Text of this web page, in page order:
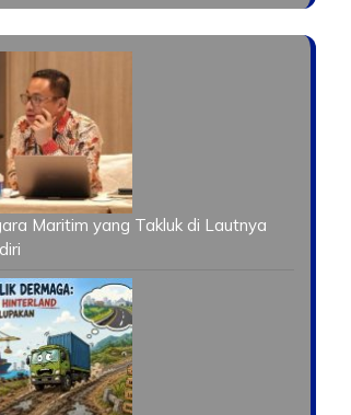
Maritim yang Takluk di Lautnya